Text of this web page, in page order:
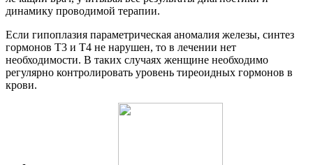
динамику проводимой терапии.
Если гипоплазия параметрическая аномалия железы, синтез
гормонов Т3 и Т4 не нарушен, то в лечении нет
необходимости. В таких случаях женщине необходимо
регулярно контролировать уровень тиреоидных гормонов в
крови.